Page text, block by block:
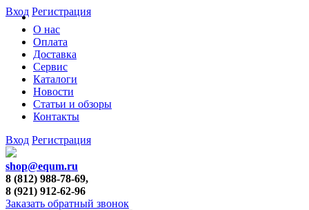
О нас
Оплата
Доставка
Сервис
Каталоги
Новости
Статьи и обзоры
Контакты
Вход Регистрация
Вход Регистрация
shop@equm.ru
8 (812) 988-78-69,
8 (921) 912-62-96
Заказать обратный звонок